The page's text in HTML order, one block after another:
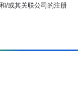
/或其关联公司的注册